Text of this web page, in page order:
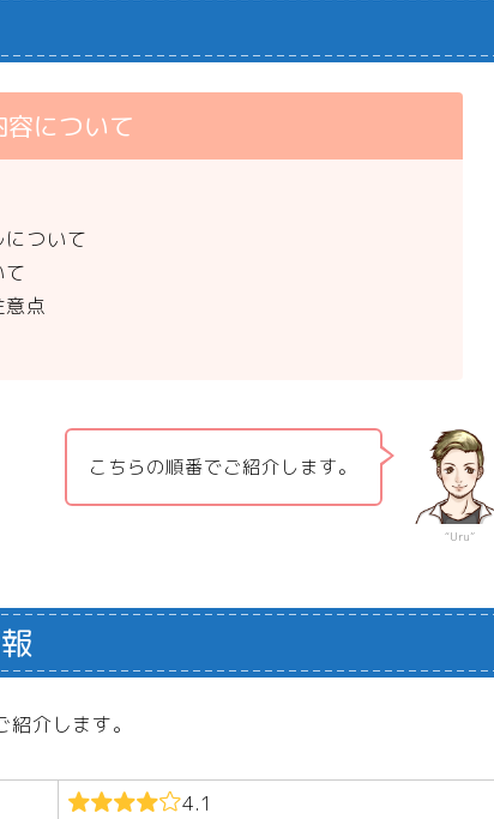
容について
について
意点
“Uru”
こちらの順番でご紹介します。
介します。
4.1